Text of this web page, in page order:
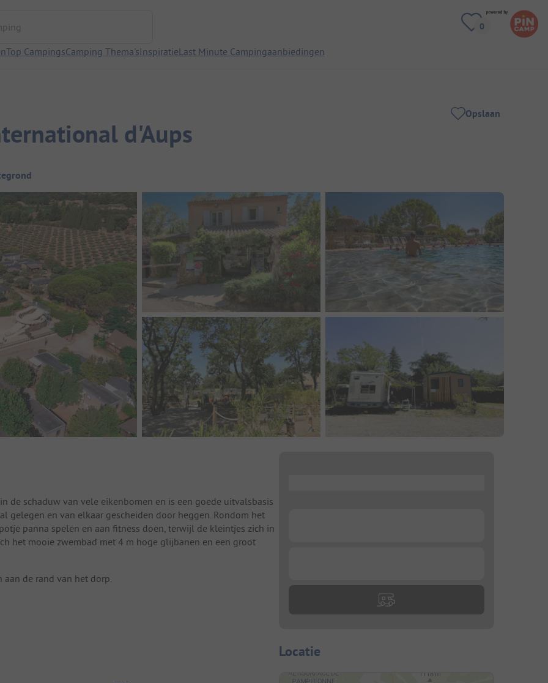
Top CampingsCamping Thema'sInspiratieLast Minute Campingaanbiedingen
d'Aups
Opslaan
de schaduw van vele eikenbomen en is een goede uitvalsbasis
gelegen en van elkaar gescheiden door heggen. Rondom het
panna spelen en aan fitness doen, terwijl de kleintjes zich in
het mooie zwembad met 4 m hoge glijbanen en een groot
de rand van het dorp.
Locatie